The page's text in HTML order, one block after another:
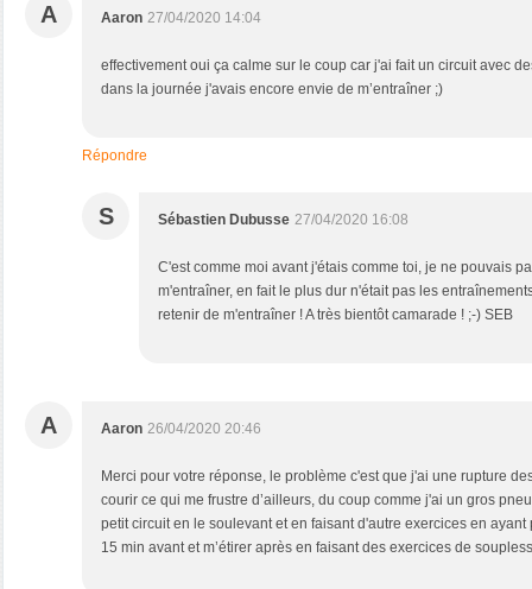
A Aaron 27/04/2020 14:04
effectivement oui ça calme sur le coup car j'ai fait un circuit avec
dans la journée j'avais encore envie de m’entraîner ;)
Répondre
S Sébastien Dubusse 27/04/2020 16:08
C'est comme moi avant j'étais comme toi, je ne pouvais
m'entraîner, en fait le plus dur n'était pas les
retenir de m'entraîner ! A très bientôt camarade ! ;-) SEB
A Aaron 26/04/2020 20:46
Merci pour votre réponse, le problème c'est que j'ai une rupture
courir ce qui me frustre d’ailleurs, du coup comme j'ai un gros
petit circuit en le soulevant et en faisant d'autre exercices en
15 min avant et m’étirer après en faisant des exercices de